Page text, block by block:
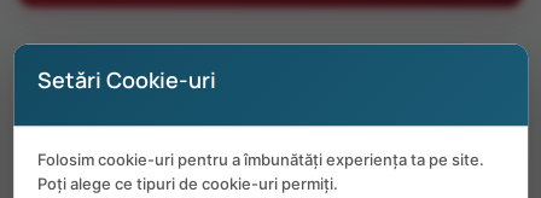
the moment.
Setări Cookie-uri
Folosim cookie-uri pentru a îmbunătăți experiența ta pe site.
Poți alege ce tipuri de cookie-uri permiți.